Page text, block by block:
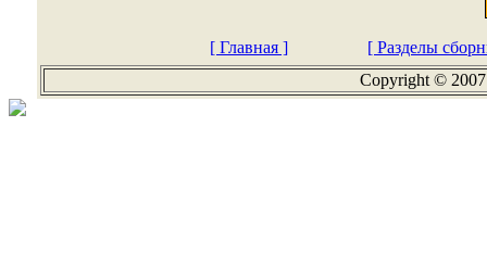
[ Главная ]
[ Разделы
Copyright ©